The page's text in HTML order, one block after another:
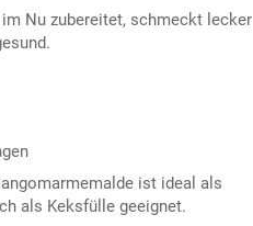
Nu zubereitet, schmeckt lecker
ist ideal als
als Keksfülle geeignet.